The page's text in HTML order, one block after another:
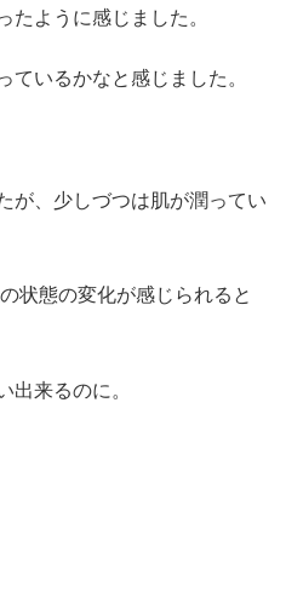
ように感じました。
いるかなと感じました。
が、少しづつは肌が潤ってい
状態の変化が感じられると
来るのに。